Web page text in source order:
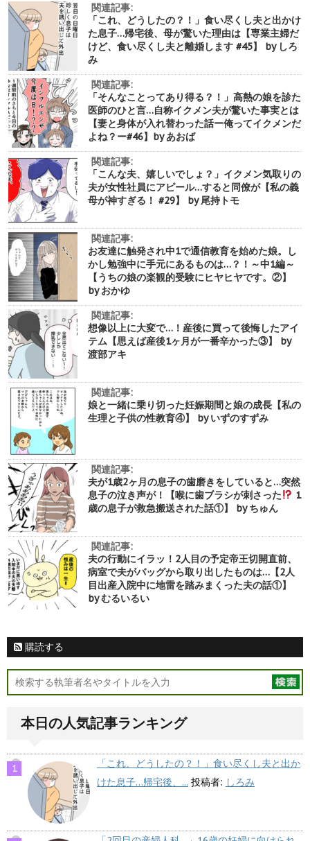
関連記事:
「これ、どうしたの？！」食い尽くし夫と出かけ
た息子…帰宅後、母が驚いた理由は【専業主婦だ
けど、食い尽くし夫と離婚します #45】 by しろ
み
関連記事:
「そんなことってあり得る？！」高熱の娘を診た
医師のひと言…自称イクメン夫が驚いた事実とは
【妻と身体が入れ替わった話ー俺ってイクメンだ
よね？ー#46】by あおば
関連記事:
「こんな夫、嬉しいでしょ？」イクメン気取りの
夫が女性社員にアピール…すると同僚が【私の義
母が神すぎる！ #29】 by 尾持トモ
関連記事:
お友達に触発され中1で通信教育を始めた娘。し
かし勉強中に手元にあるものは…？！～中1編～
【うちの娘の楽観的受験にヒヤヒヤです。②】
by おかゆ
関連記事:
想像以上に大変で…！産後に買って後悔したアイ
テム【思えば産後1ヶ月が一番辛かった③】 by
渡部アキ
関連記事:
娘と一緒に乗り切った妊娠期間と娘の成長【私の
生理と子供の性教育④】 by いずのすずみ
関連記事:
夫が1歳2ヶ月の息子の歯磨きをしていると…突然
息子の泣き声が！【喉に歯ブラシが刺さった
1
歳の息子が救急搬送された話①】 by ちゅん
関連記事:
夫の行動にイラッ！2人目の予定帝王切開直前、
病室で夫がバッグから取り出したものは…【2人
目出産入院中に地雷を踏みまくった夫の話①】
by むるいるい
購読する
本日の人気記事ランキング
「これ、どうしたの？！」食い尽くし夫と出か
けた息子…帰宅後、... 投稿者: しろみ